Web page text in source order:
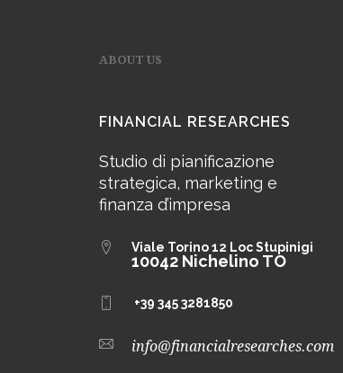
ABOUT US
FINANCIAL RESEARCHES
Studio di pianificazione
strategica, marketing e
finanza d’impresa
Viale Torino 12 Loc Stupinigi
10042 Nichelino TO
+39 345 3281850
info@financialresearches.com